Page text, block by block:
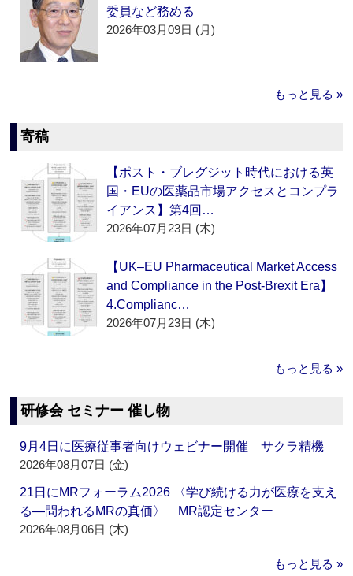
委員など務める
2026年03月09日 (月)
もっと見る »
寄稿
【ポスト・ブレグジット時代における英
国・EUの医薬品市場アクセスとコンプラ
イアンス】第4回…
2026年07月23日 (木)
【UK–EU Pharmaceutical Market Access
and Compliance in the Post-Brexit Era】
4.Complianc…
2026年07月23日 (木)
もっと見る »
研修会 セミナー 催し物
9月4日に医療従事者向けウェビナー開催 サクラ精機
2026年08月07日 (金)
21日にMRフォーラム2026 〈学び続ける力が医療を支え
る―問われるMRの真価〉 MR認定センター
2026年08月06日 (木)
もっと見る »